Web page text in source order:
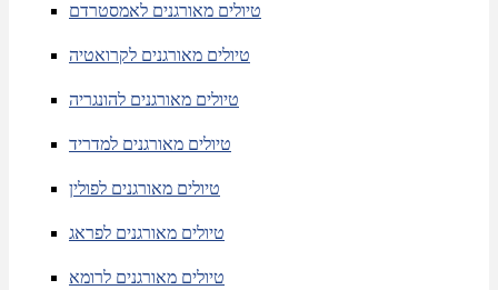
טיולים מאורגנים לאמסטרדם
טיולים מאורגנים לקרואטיה
טיולים מאורגנים להונגריה
טיולים מאורגנים למדריד
טיולים מאורגנים לפולין
טיולים מאורגנים לפראג
טיולים מאורגנים לרומא